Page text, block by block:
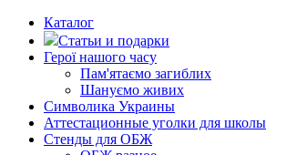
Каталог
Статьи и подарки
Герої нашого часу
Пам'ятаємо загиблих
Шануємо живих
Символика Украины
Аттестационные уголки для школы
Стенды для ОБЖ